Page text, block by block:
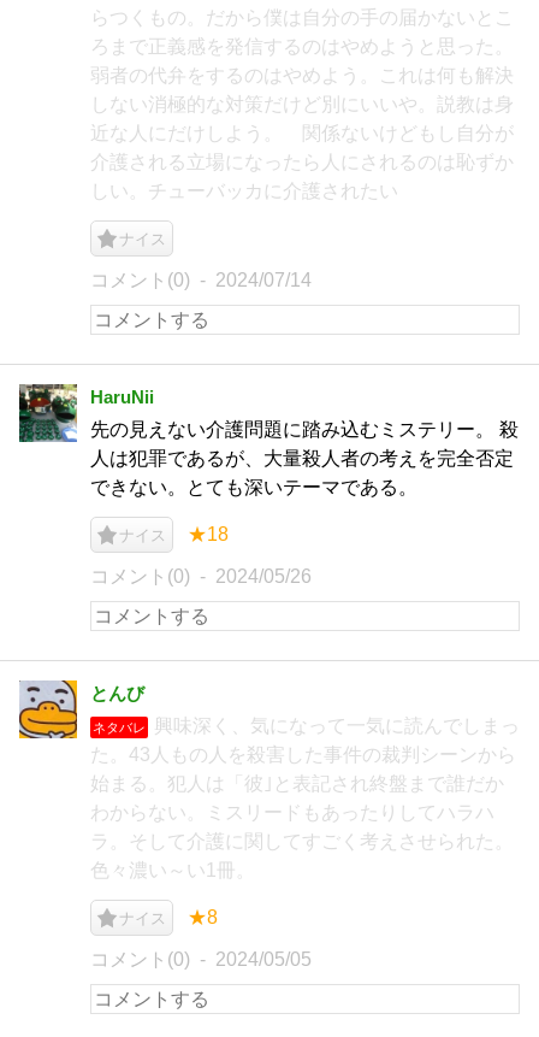
らつくもの。だから僕は自分の手の届かないとこ
ろまで正義感を発信するのはやめようと思った。
弱者の代弁をするのはやめよう。これは何も解決
しない消極的な対策だけど別にいいや。説教は身
近な人にだけしよう。 関係ないけどもし自分が
介護される立場になったら人にされるのは恥ずか
しい。チューバッカに介護されたい
ナイス
コメント(0) 2024/07/14
HaruNii
先の見えない介護問題に踏み込むミステリー。 殺
人は犯罪であるが、大量殺人者の考えを完全否定
できない。とても深いテーマである。
ナイス ★18
コメント(0) 2024/05/26
とんび
ネタバレ
興味深く、気になって一気に読んでしまっ
た。43人もの人を殺害した事件の裁判シーンから
始まる。犯人は「彼｣と表記され終盤まで誰だか
わからない。ミスリードもあったりしてハラハ
ラ。そして介護に関してすごく考えさせられた。
色々濃い～い1冊。
ナイス ★8
コメント(0) 2024/05/05